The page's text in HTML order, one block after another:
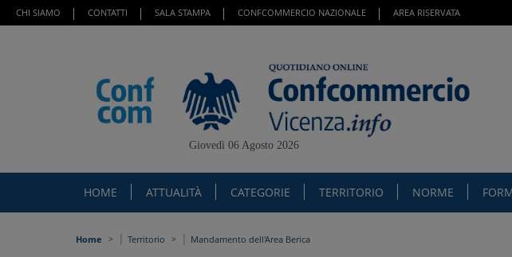
CHI SIAMO CONTATTI SALA STAMPA CONFCOMMERCIO NAZIONALE AREA RISERVATA
Giovedì 06 Agosto 2026
HOME ATTUALITÀ CATEGORIE TERRITORIO NORME
Home | Territorio | Mandamento dell'Area Berica